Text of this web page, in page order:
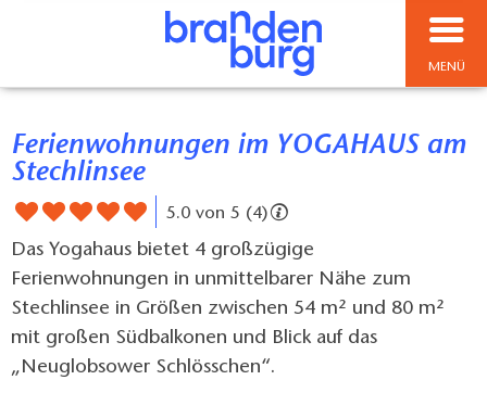
MENÜ
Ferienwohnungen im YOGAHAUS am
Stechlinsee
5.0 von 5 (4)
Das Yogahaus bietet 4 großzügige
Ferienwohnungen in unmittelbarer Nähe zum
Stechlinsee in Größen zwischen 54 m² und 80 m²
mit großen Südbalkonen und Blick auf das
„Neuglobsower Schlösschen“.